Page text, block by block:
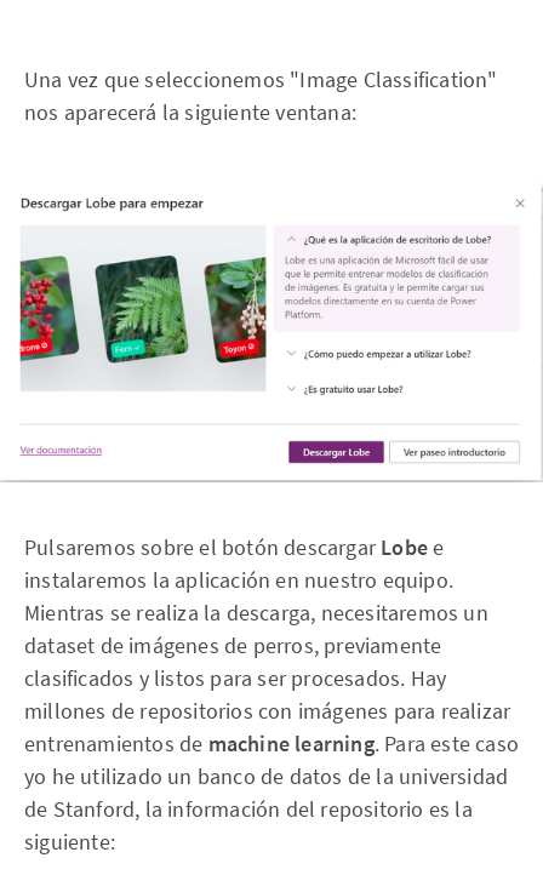
Una vez que seleccionemos "Image Classification"
nos aparecerá la siguiente ventana:
Pulsaremos sobre el botón descargarLobee
instalaremos la aplicación en nuestro equipo.
Mientras se realiza la descarga, necesitaremos un
dataset de imágenes de perros, previamente
clasificados y listos para ser procesados. Hay
millones de repositorios con imágenes para realizar
entrenamientos de machine learning. Para este caso
yo he utilizado un banco de datos de la universidad
de Stanford, la información del repositorio es la
siguiente: